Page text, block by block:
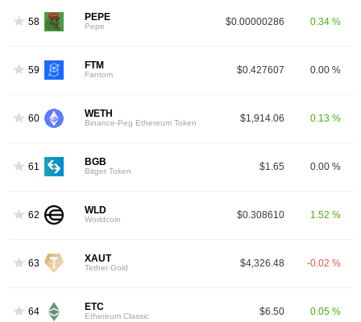
58 PEPE
Pepe $0.00000286 0.34 %
59 FTM
Fantom $0.427607 0.00 %
60 WETH
Binance-Peg Ethereum Token $1,914.06 0.13 %
61 BGB
Bitget Token $1.65 0.00 %
62 WLD
Worldcoin $0.308610 1.52 %
63 XAUT
Tether Gold $4,326.48 -0.02 %
64 ETC
Ethereum Classic $6.50 0.05 %